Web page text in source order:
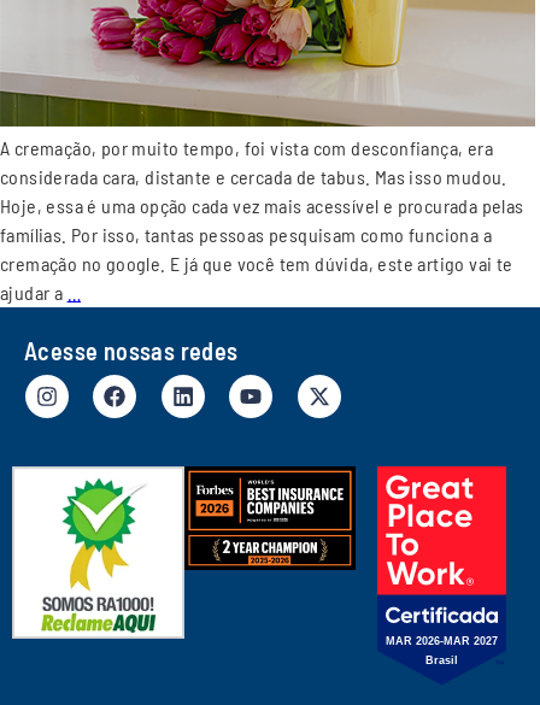
A cremação, por muito tempo, foi vista com desconfiança, era
considerada cara, distante e cercada de tabus. Mas isso mudou.
Hoje, essa é uma opção cada vez mais acessível e procurada pelas
famílias. Por isso, tantas pessoas pesquisam como funciona a
cremação no google. E já que você tem dúvida, este artigo vai te
ajudar a
Acesse nossas redes